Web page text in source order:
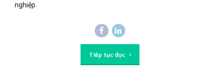
nghiệp.
Tiếp tục đọc